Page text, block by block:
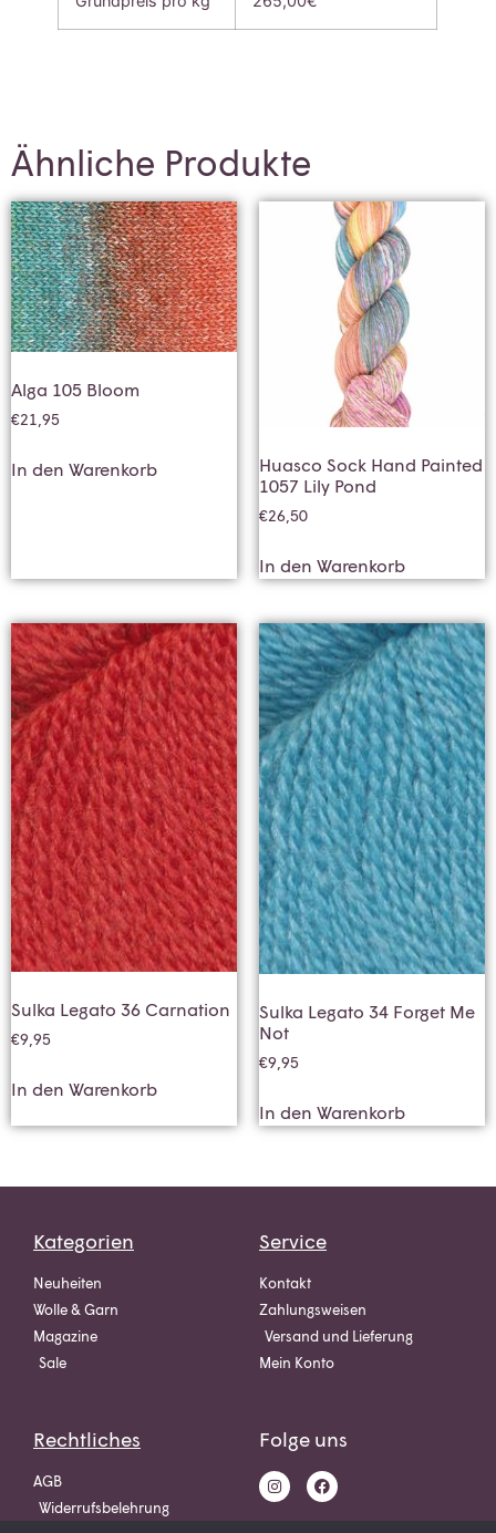
Ähnliche Produkte
Alga 105 Bloom
€21,95
In den Warenkorb
Huasco Sock Hand Painted
1057 Lily Pond
€26,50
In den Warenkorb
Sulka Legato 36 Carnation
€9,95
In den Warenkorb
Sulka Legato 34 Forget Me
Not
€9,95
In den Warenkorb
Kategorien
Neuheiten
Wolle & Garn
Magazine
Sale
Service
Kontakt
Zahlungsweisen
Versand und Lieferung
Mein Konto
Rechtliches
AGB
Widerrufsbelehrung
Folge uns